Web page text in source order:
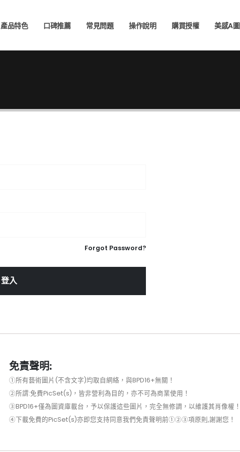
產品特色 口碑推薦 常見問題 操作說明 購買授權 美感A圖
Forgot Password?
登入
免責聲明:
①所有藝術圖片(不含文字)均取自網絡，與BPD16+無關！
②所謂:免費PicSet(s)，皆非營利為目的，亦不可為商業使用！
③BPD16+僅為圖資庫載台，予以保護這些圖片，完全無修調，以維護其肖像權！
④下載免費的PicSet(s)亦即您支持同意我們免責聲明前①②③項原則,謝謝您！